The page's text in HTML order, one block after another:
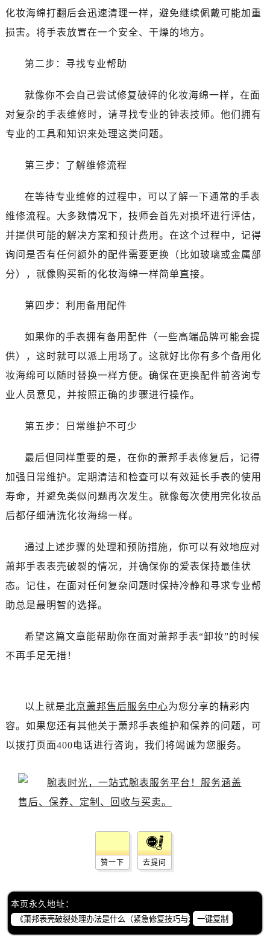
化妆海绵打翻后会迅速清理一样，避免继续佩戴可能加重
损害。将手表放置在一个安全、干燥的地方。
第二步：寻找专业帮助
就像你不会自己尝试修复破碎的化妆海绵一样，在面
对复杂的手表维修时，请寻找专业的钟表技师。他们拥有
专业的工具和知识来处理这类问题。
第三步：了解维修流程
在等待专业维修的过程中，可以了解一下通常的手表
维修流程。大多数情况下，技师会首先对损坏进行评估，
并提供可能的解决方案和预计费用。在这个过程中，记得
询问是否有任何额外的配件需要更换（比如玻璃或金属部
分），就像购买新的化妆海绵一样简单直接。
第四步：利用备用配件
如果你的手表拥有备用配件（一些高端品牌可能会提
供），这时就可以派上用场了。这就好比你有多个备用化
妆海绵可以随时替换一样方便。确保在更换配件前咨询专
业人员意见，并按照正确的步骤进行操作。
第五步：日常维护不可少
最后但同样重要的是，在你的萧邦手表修复后，记得
加强日常维护。定期清洁和检查可以有效延长手表的使用
寿命，并避免类似问题再次发生。就像每次使用完化妆品
后都仔细清洗化妆海绵一样。
通过上述步骤的处理和预防措施，你可以有效地应对
萧邦手表表壳破裂的情况，并确保你的爱表保持最佳状
态。记住，在面对任何复杂问题时保持冷静和寻求专业帮
助总是最明智的选择。
希望这篇文章能帮助你在面对萧邦手表“卸妆”的时候
不再手足无措！
以上就是北京萧邦售后服务中心为您分享的精彩内
容。如果您还有其他关于萧邦手表维护和保养的问题，可
以拨打页面400电话进行咨询，我们将竭诚为您服务。
赞一下 去提问
本页永久地址：
一键复制